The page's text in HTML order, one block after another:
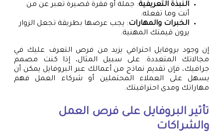
النبذة التعريفية: جملة أو فقرة قصيرة تعبر عن من
أنت وما تفعله.
الخبرات والمهارات: يجب عرضها بطريقة تجعل الزوار
يرون قيمتك المهنية.
إن وجود بروفايل احترافي يزيد من فرص التعرف عليك في
مجالاتك المتعددة. على سبيل المثال، إذا كنت مصمم
جرافيك، فإن تقديم نماذج من أعمالك عبر البروفايل يمكن أن
يسهل على العملاء المحتملين أو شركاء العمل فهم
مهاراتك ومدى احترافيتك.
تأثير البروفايل على فرص العمل
والشراكات